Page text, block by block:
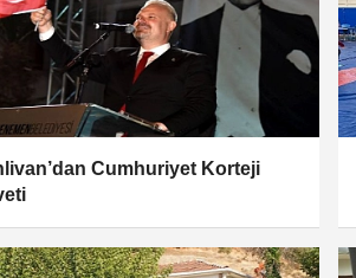
Cumhuriyet Korteji